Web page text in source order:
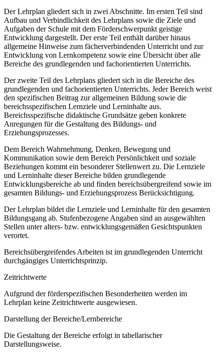
Der Lehrplan gliedert sich in zwei Abschnitte. Im ersten Teil sind
Aufbau und Verbindlichkeit des Lehrplans sowie die Ziele und
Aufgaben der Schule mit dem Förderschwerpunkt geistige
Entwicklung dargestellt. Der erste Teil enthält darüber hinaus
allgemeine Hinweise zum fächerverbindenden Unterricht und zur
Entwicklung von Lernkompetenz sowie eine Übersicht über alle
Bereiche des grundlegenden und fachorientierten Unterrichts.
Der zweite Teil des Lehrplans gliedert sich in die Bereiche des
grundlegenden und fachorientierten Unterrichts. Jeder Bereich weist
den spezifischen Beitrag zur allgemeinen Bildung sowie die
bereichsspezifischen Lernziele und Lerninhalte aus.
Bereichsspezifische didaktische Grundsätze geben konkrete
Anregungen für die Gestaltung des Bildungs- und
Erziehungsprozesses.
Dem Bereich Wahrnehmung, Denken, Bewegung und
Kommunikation sowie dem Bereich Persönlichkeit und soziale
Beziehungen kommt ein besonderer Stellenwert zu. Die Lernziele
und Lerninhalte dieser Bereiche bilden grundlegende
Entwicklungsbereiche ab und finden bereichsübergreifend sowie im
gesamten Bildungs- und Erziehungsprozess Berücksichtigung.
Der Lehrplan bildet die Lernziele und Lerninhalte für den gesamten
Bildungsgang ab. Stufenbezogene Angaben sind an ausgewählten
Stellen unter alters- bzw. entwicklungsgemäßen Gesichtspunkten
verortet.
Bereichsübergreifendes Arbeiten ist im grundlegenden Unterricht
durchgängiges Unterrichtsprinzip.
Zeitrichtwerte
Aufgrund der förderspezifischen Besonderheiten werden im
Lehrplan keine Zeitrichtwerte ausgewiesen.
Darstellung der Bereiche/Lernbereiche
Die Gestaltung der Bereiche erfolgt in tabellarischer
Darstellungsweise.